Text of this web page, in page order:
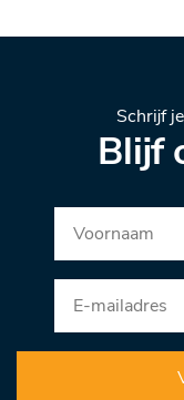
Schrijf
Blijf